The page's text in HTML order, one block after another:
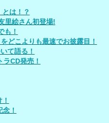
は！？
里絵さん初登場!
も！
どこよりも最速でお披露目！
て語る！
CD発売！
！